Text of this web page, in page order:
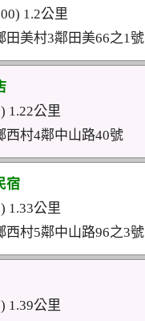
1.2公里
田美村3鄰田美66之1號
1.22公里
西村4鄰中山路40號
宿
1.33公里
西村5鄰中山路96之3號
1.39公里